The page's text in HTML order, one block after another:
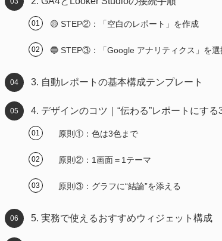
🟡 STEP②：「空白のレポート」を作成
🔵 STEP③：「Google アナリティクス」を選
3. 自動レポートの基本構成テンプレート
4. デザインのコツ｜“伝わる”レポートにする
原則①：色は3色まで
原則②：1画面＝1テーマ
原則③：グラフに“結論”を添える
5. 実務で使えるおすすめウィジェット構成